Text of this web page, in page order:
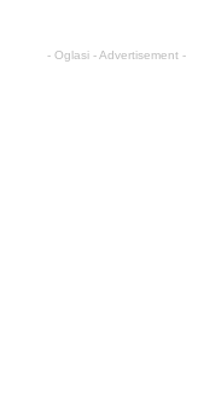
- Oglasi - Advertisement -